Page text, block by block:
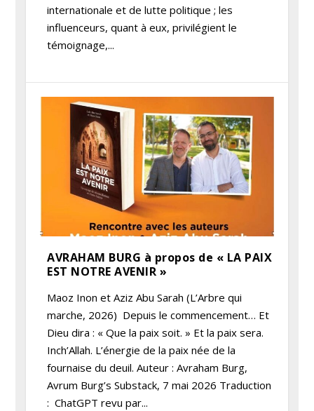
internationale et de lutte politique ; les
influenceurs, quant à eux, privilégient le
témoignage,...
AVRAHAM BURG à propos de « LA PAIX
EST NOTRE AVENIR »
Maoz Inon et Aziz Abu Sarah (L’Arbre qui
marche, 2026) Depuis le commencement… Et
Dieu dira : « Que la paix soit. » Et la paix sera.
Inch’Allah. L’énergie de la paix née de la
fournaise du deuil. Auteur : Avraham Burg,
Avrum Burg’s Substack, 7 mai 2026 Traduction
: ChatGPT revu par...